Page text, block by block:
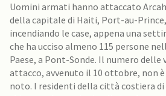
Uomini armati hanno attaccato
della capitale di Haiti, Port-au-
incendiando le case, appena una
che ha ucciso almeno 115 persone
Paese, a Pont-Sonde. Il numero
attacco, avvenuto il 10 ottobre, non
noto. I residenti della città costiera di Arcahaie hanno